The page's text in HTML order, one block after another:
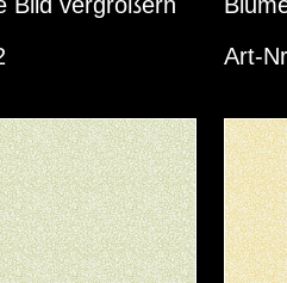
Art-